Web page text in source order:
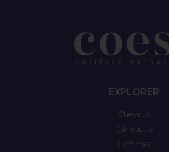
EXPLORER
Cheveux
Esthétique
Hommes